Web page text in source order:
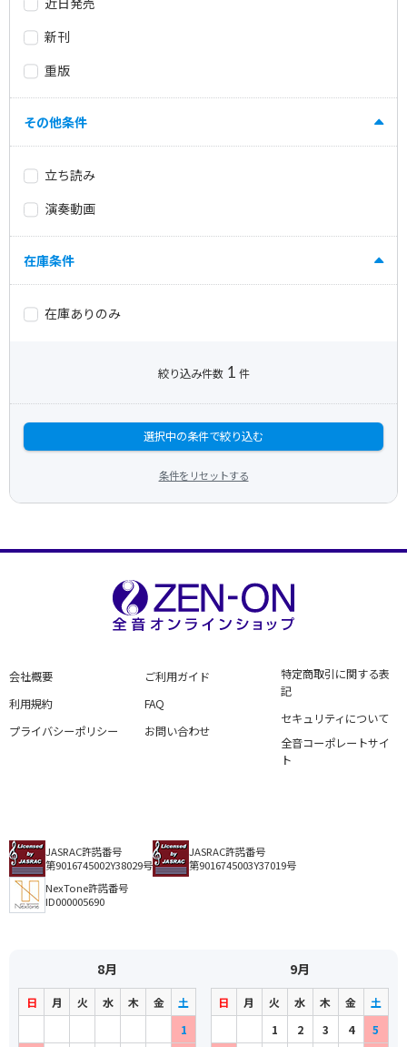
新刊
重版
その他条件
立ち読み
演奏動画
在庫条件
在庫ありのみ
絞り込み件数 1 件
選択中の条件で絞り込む
条件をリセットする
会社概要
利用規約
プライバシーポリシー
ご利用ガイド
FAQ
お問い合わせ
特定商取引に関する表
記
セキュリティについて
全音コーポレートサイ
ト
JASRAC許諾番号
第9016745002Y38029号
JASRAC許諾番号
第9016745003Y37019号
NexTone許諾番号
ID000005690
8月
日 月 火 水 木 金
土
1
9月
日 月 火 水 木 金
土
1
2 3 4 5